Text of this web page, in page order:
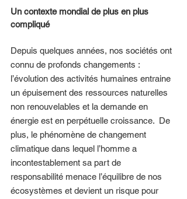
Un contexte mondial de plus en plus
compliqué
Depuis quelques années, nos sociétés ont
connu de profonds changements :
l’évolution des activités humaines entraine
un épuisement des ressources naturelles
non renouvelables et la demande en
énergie est en perpétuelle croissance.  De
plus, le phénomène de changement
climatique dans lequel l’homme a
incontestablement sa part de
responsabilité menace l’équilibre de nos
écosystèmes et devient un risque pour